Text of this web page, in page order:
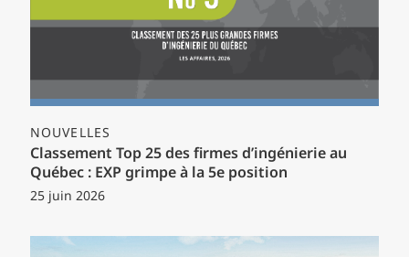
NOUVELLES
Classement Top 25 des firmes d’ingénierie au
Québec : EXP grimpe à la 5e position
25 juin 2026